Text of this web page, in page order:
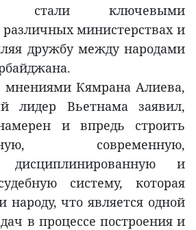
стали ключевыми
министерствах и
дружбу между народами
мнениями Кямрана Алиева,
лидер Вьетнама заявил,
и впредь строить
современную,
дисциплинированную и
систему, которая
народу, что является одной
в процессе построения и